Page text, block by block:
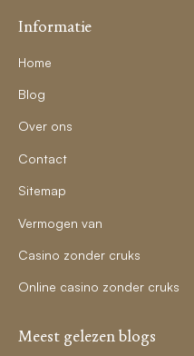
Informatie
Home
Blog
Over ons
Contact
Sitemap
Vermogen van
Casino zonder cruks
Online casino zonder cruks
Meest gelezen blogs